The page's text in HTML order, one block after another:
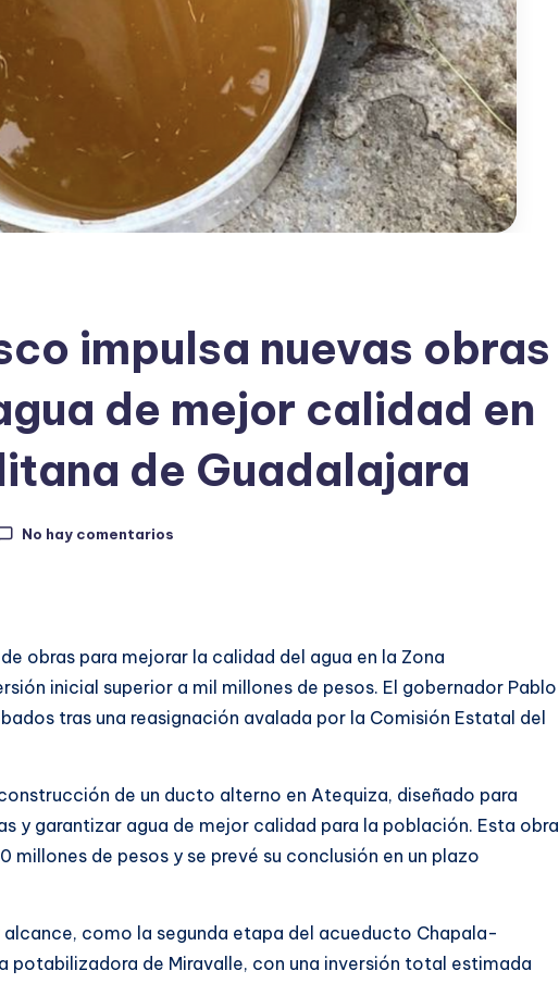
impulsa nuevas obras
de mejor calidad en
de Guadalajara
No hay comentarios
obras para mejorar la calidad del agua en la Zona
inicial superior a mil millones de pesos. El gobernador Pablo
tras una reasignación avalada por la Comisión Estatal del
de un ducto alterno en Atequiza, diseñado para
y garantizar agua de mejor calidad para la población. Esta obra
de pesos y se prevé su conclusión en un plazo
como la segunda etapa del acueducto Chapala-
potabilizadora de Miravalle, con una inversión total estimada